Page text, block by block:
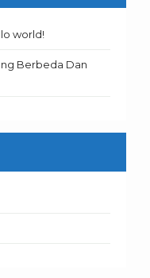
world!
Berbeda Dan